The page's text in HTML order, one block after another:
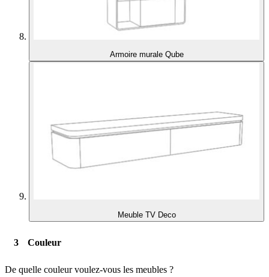
Armoire murale Qube
Meuble TV Deco
Couleur
De quelle couleur voulez-vous les meubles ?